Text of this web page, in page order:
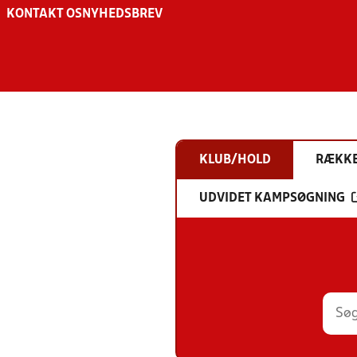
KONTAKT OS NYHEDSBREV
KLUB/HOLD
UDVIDET KAMPSØGNING